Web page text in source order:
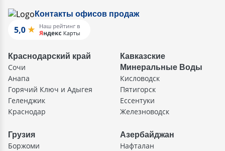
Контакты офисов продаж
Краснодарский край
Сочи
Анапа
Горячий Ключ и Адыгея
Геленджик
Краснодар
Кавказские
Минеральные Воды
Кисловодск
Пятигорск
Ессентуки
Железноводск
Грузия
Боржоми
Азербайджан
Нафталан